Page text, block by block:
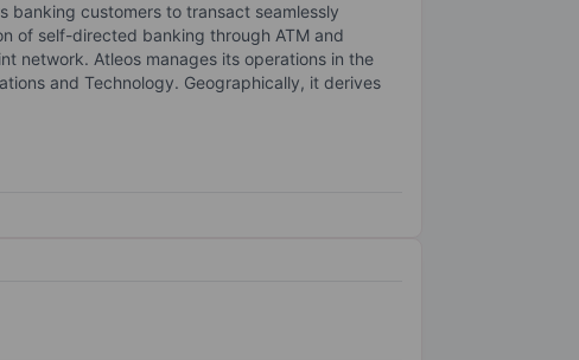
banking customers to transact seamlessly
of self-directed banking through ATM and
network. Atleos manages its operations in the
and Technology. Geographically, it derives